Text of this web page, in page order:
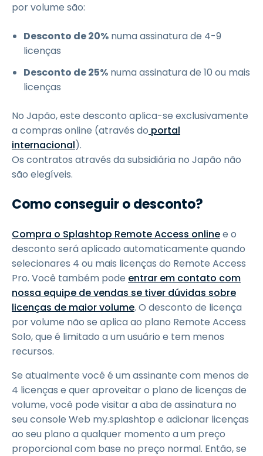
por volume são:
Desconto de 20% numa assinatura de 4-9
licenças
Desconto de 25% numa assinatura de 10 ou mais
licenças
No Japão, este desconto aplica-se exclusivamente
a compras online (através do portal
internacional).
Os contratos através da subsidiária no Japão não
são elegíveis.
Como conseguir o desconto?
Compra o Splashtop Remote Access onlinee o
desconto será aplicado automaticamente quando
selecionares 4 ou mais licenças do Remote Access
Pro. Você também pode entrar em contato com
nossa equipe de vendas se tiver dúvidas sobre
licenças de maior volume. O desconto de licença
por volume não se aplica ao plano Remote Access
Solo, que é limitado a um usuário e tem menos
recursos.
Se atualmente você é um assinante com menos de
4 licenças e quer aproveitar o plano de licenças de
volume, você pode visitar a aba de assinatura no
seu console Web my.splashtop e adicionar licenças
ao seu plano a qualquer momento a um preço
proporcional com base no preço normal. Então, se